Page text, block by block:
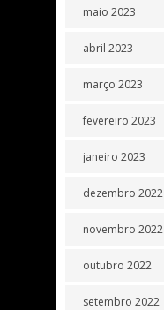
maio 2023
abril 2023
março 2023
fevereiro 2023
janeiro 2023
dezembro 2022
novembro 2022
outubro 2022
setembro 2022